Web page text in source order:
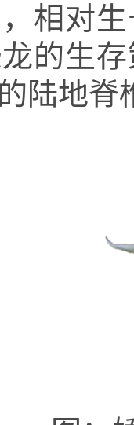
相对
的生
陆地